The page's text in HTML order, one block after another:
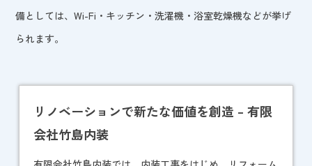
備としては、Wi-Fi・キッチン・洗濯機・浴室乾燥機などが挙げ
られます。
リノベーションで新たな価値を創造 – 有限
会社竹島内装